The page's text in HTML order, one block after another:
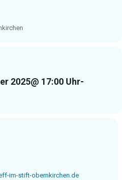
2025@ 17:00 Uhr-
im-stift-obernkirchen.de